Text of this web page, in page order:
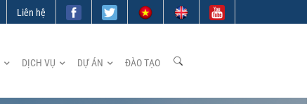
Liên hệ
DỊCH VỤ DỰ ÁN ĐÀO TẠO